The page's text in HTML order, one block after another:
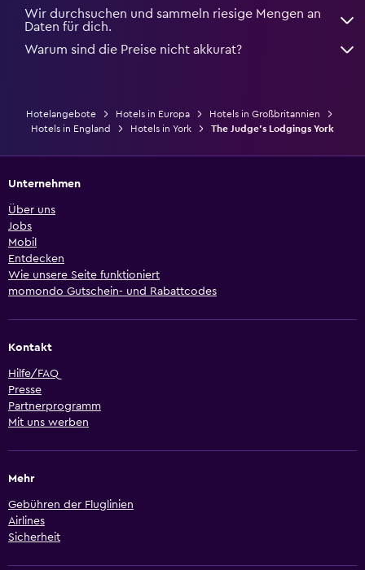
Wir durchsuchen und sammeln riesige Mengen an
Daten für dich.
Warum sind die Preise nicht akkurat?
Hotelangebote Hotels in Europa
Hotels in Großbritannien
Hotels in England
Hotels in York The Judge's Lodgings York
Unternehmen
Über uns
Jobs
Mobil
Entdecken
Wie unsere Seite funktioniert
momondo Gutschein- und Rabattcodes
Kontakt
Hilfe/FAQ
Presse
Partnerprogramm
Mit uns werben
Mehr
Gebühren der Fluglinien
Airlines
Sicherheit